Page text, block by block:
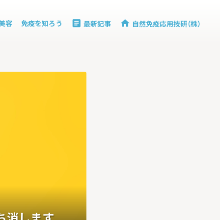
容 免疫を知ろう article
最新記事 home
自然免疫応用技研（株）